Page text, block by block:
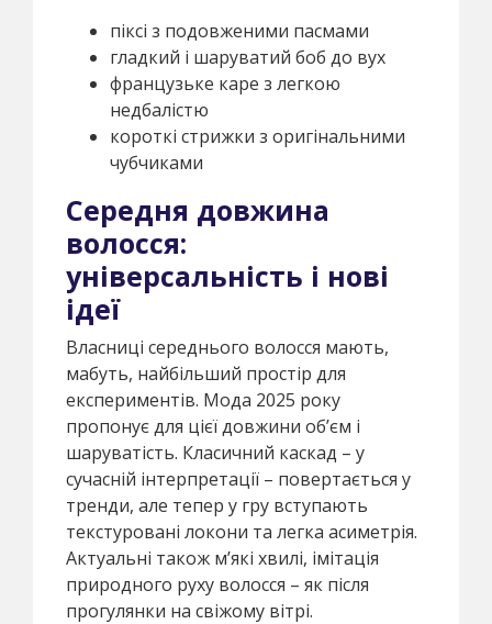
піксі з подовженими пасмами
гладкий і шаруватий боб до вух
французьке каре з легкою
недбалістю
короткі стрижки з оригінальними
чубчиками
Середня довжина
волосся:
універсальність і нові
ідеї
Власниці середнього волосся мають,
мабуть, найбільший простір для
експериментів. Мода 2025 року
пропонує для цієї довжини об’єм і
шаруватість. Класичний каскад – у
сучасній інтерпретації – повертається у
тренди, але тепер у гру вступають
текстуровані локони та легка асиметрія.
Актуальні також м’які хвилі, імітація
природного руху волосся – як після
прогулянки на свіжому вітрі.